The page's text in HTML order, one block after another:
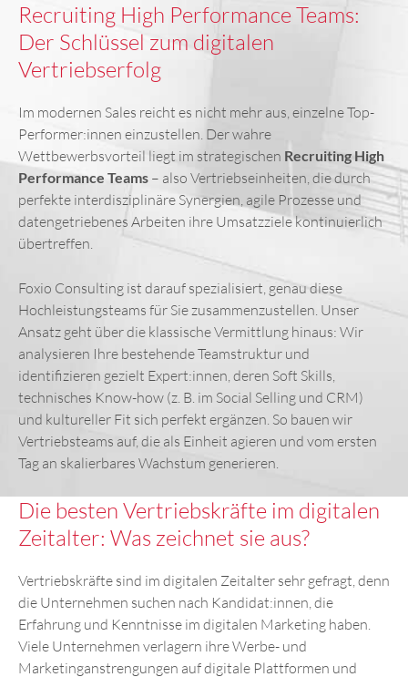
Recruiting High Performance Teams:
Der Schlüssel zum digitalen
Vertriebserfolg
Im modernen Sales reicht es nicht mehr aus, einzelne Top-
Performer:innen einzustellen. Der wahre
Wettbewerbsvorteil liegt im strategischen Recruiting High
Performance Teams – also Vertriebseinheiten, die durch
perfekte interdisziplinäre Synergien, agile Prozesse und
datengetriebenes Arbeiten ihre Umsatzziele kontinuierlich
übertreffen.
Foxio Consulting ist darauf spezialisiert, genau diese
Hochleistungsteams für Sie zusammenzustellen. Unser
Ansatz geht über die klassische Vermittlung hinaus: Wir
analysieren Ihre bestehende Teamstruktur und
identifizieren gezielt Expert:innen, deren Soft Skills,
technisches Know-how (z. B. im Social Selling und CRM)
und kultureller Fit sich perfekt ergänzen. So bauen wir
Vertriebsteams auf, die als Einheit agieren und vom ersten
Tag an skalierbares Wachstum generieren.
Die besten Vertriebskräfte im digitalen
Zeitalter: Was zeichnet sie aus?
Vertriebskräfte sind im digitalen Zeitalter sehr gefragt, denn
die Unternehmen suchen nach Kandidat:innen, die
Erfahrung und Kenntnisse im digitalen Marketing haben.
Viele Unternehmen verlagern ihre Werbe- und
Marketinganstrengungen auf digitale Plattformen und